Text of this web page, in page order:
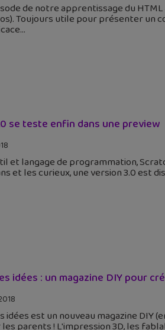
de notre apprentissage du
Toujours utile pour présenter un
se teste enfin dans une preview
et langage de programmation,
et les curieux, une version 3.0 est
idées : un magazine DIY pour
idées est un nouveau magazine DIY
parents ! L'impression 3D, les